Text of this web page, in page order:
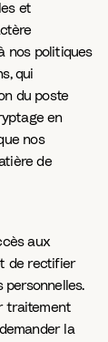
et
nos politiques
qui
du poste
en
nos
de
aux
de rectifier
personnelles.
traitement
la